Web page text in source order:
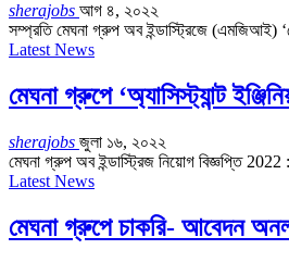
sherajobs আগ ৪, ২০২২
সম্প্রতি মেঘনা গ্রুপ অব ইন্ডাস্ট্রিজে (এমজিআই)
Latest News
মেঘনা গ্রুপে ‘অ্যাসিস্ট্যান্ট
sherajobs জুলা ১৬, ২০২২
মেঘনা গ্রুপ অব ইন্ডাস্ট্রিজ নিয়োগ বিজ্ঞপ্তি 2022
Latest News
মেঘনা গ্রুপে চাকরি- আবেদন